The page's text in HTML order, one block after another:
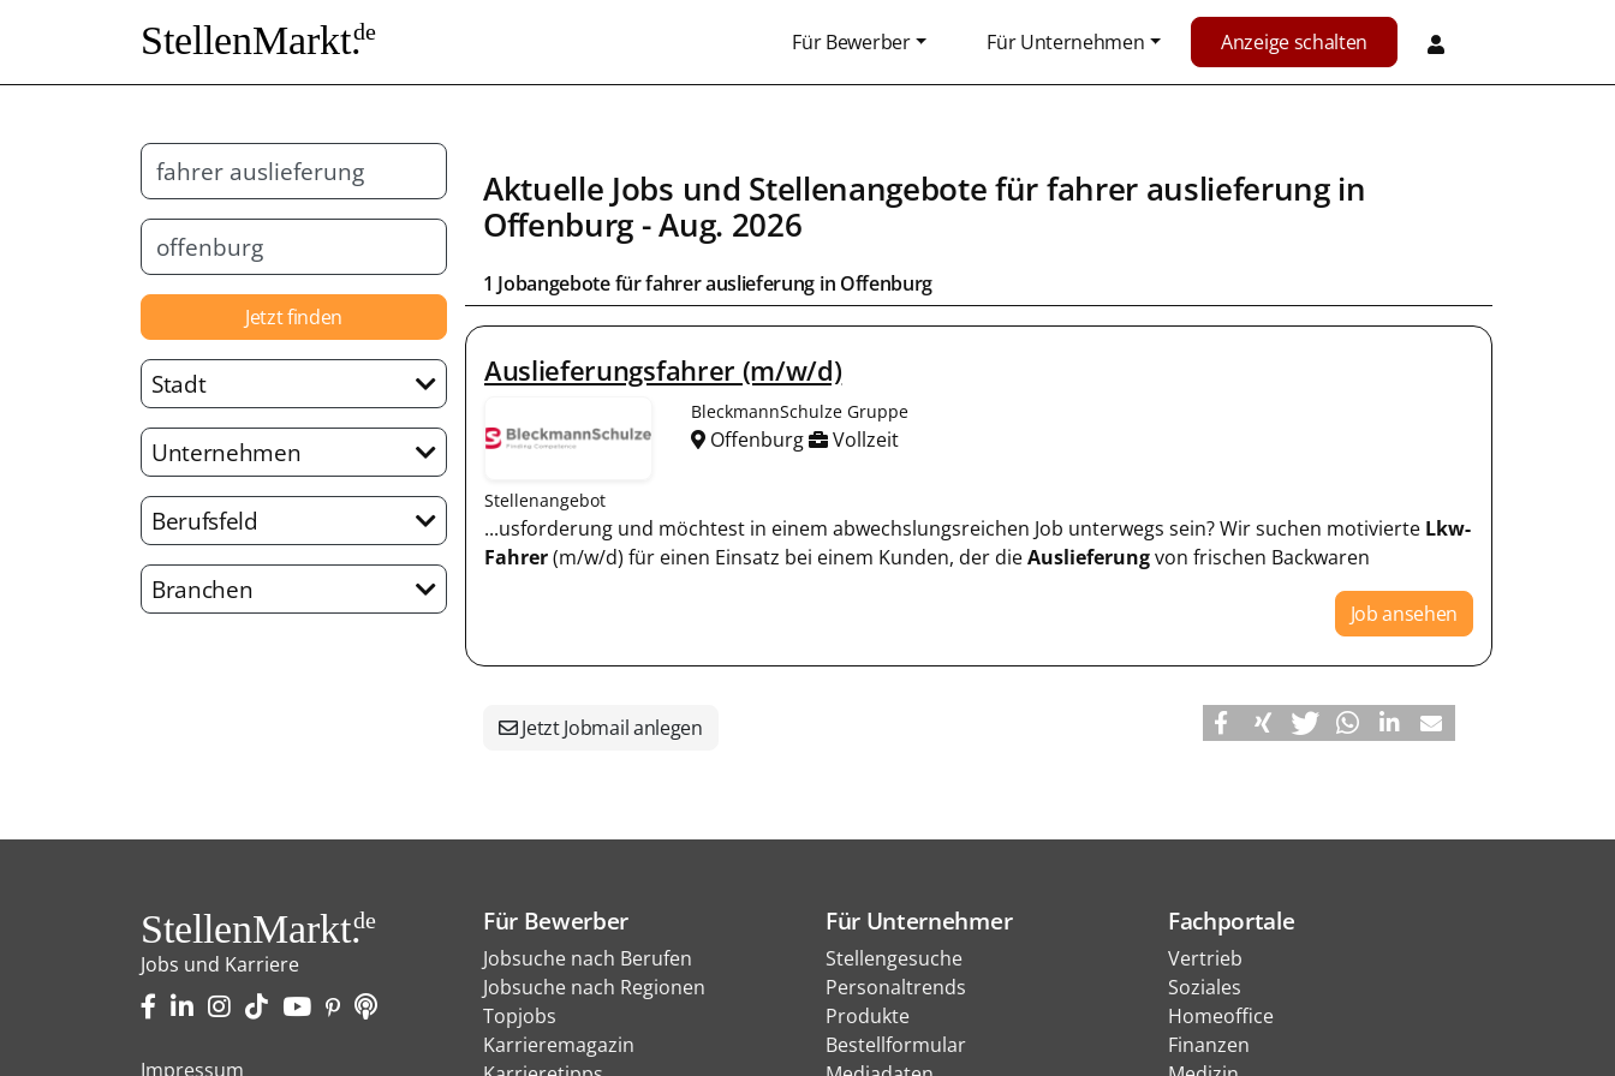
StellenMarkt.de Für Bewerber Für Unternehmen Anzeige schalten
Jetzt finden
Stadt
Unternehmen
Berufsfeld
Branchen
Aktuelle Jobs und Stellenangebote für fahrer auslieferung in
Offenburg - Aug. 2026
1 Jobangebote für fahrer auslieferung in Offenburg
Auslieferungsfahrer (m/w/d)
BleckmannSchulze Gruppe
Offenburg Vollzeit
Stellenangebot
...usforderung und möchtest in einem abwechslungsreichen Job unterwegs sein? Wir suchen motivierte Lkw-
Fahrer(m/w/d) für einen Einsatz bei einem Kunden, der dieAuslieferungvon frischen Backwaren
Job ansehen
Jetzt Jobmail anlegen
StellenMarkt.de
Jobs und Karriere
Impressum
Für Bewerber
Jobsuche nach Berufen
Jobsuche nach Regionen
Topjobs
Karrieremagazin
Für Unternehmer
Stellengesuche
Personaltrends
Produkte
Bestellformular
Fachportale
Vertrieb
Soziales
Homeoffice
Finanzen